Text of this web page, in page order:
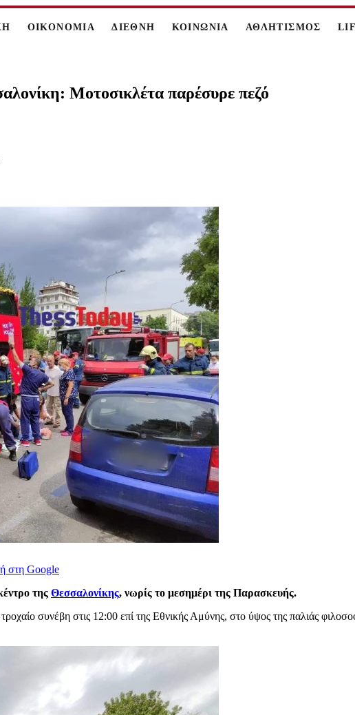
ΟΙΚΟΝΟΜΙΑ ΔΙΕΘΝΗ ΚΟΙΝΩΝΙΑ ΑΘΛΗΤΙΣΜΟΣ
Μοτοσικλέτα παρέσυρε πεζό
στη Google
της Θεσσαλονίκης, νωρίς το μεσημέρι της Παρασκευής.
συνέβη στις 12:00 επί της Εθνικής Αμύνης, στο ύψος της παλιάς